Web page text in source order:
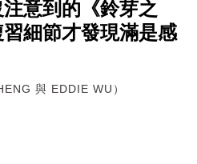
意到的《鈴芽之
細節才發現滿是感
與 EDDIE WU）